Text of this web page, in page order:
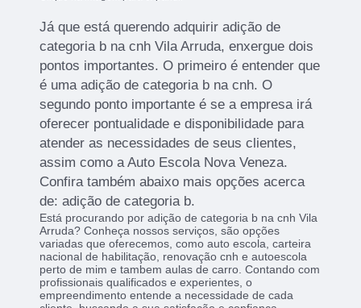
Já que está querendo adquirir adição de
categoria b na cnh Vila Arruda, enxergue dois
pontos importantes. O primeiro é entender que
é uma adição de categoria b na cnh. O
segundo ponto importante é se a empresa irá
oferecer pontualidade e disponibilidade para
atender as necessidades de seus clientes,
assim como a Auto Escola Nova Veneza.
Confira também abaixo mais opções acerca
de: adição de categoria b.
Está procurando por adição de categoria b na cnh Vila
Arruda? Conheça nossos serviços, são opções
variadas que oferecemos, como auto escola, carteira
nacional de habilitação, renovação cnh e autoescola
perto de mim e tambem aulas de carro. Contando com
profissionais qualificados e experientes, o
empreendimento entende a necessidade de cada